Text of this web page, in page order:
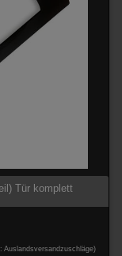
Tür komplett
Auslandsversandzuschläge)